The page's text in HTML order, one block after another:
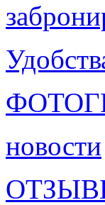
новости